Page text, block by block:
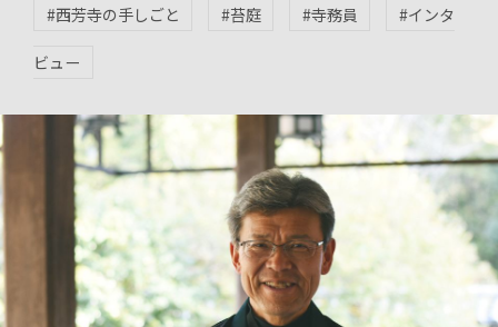
#西芳寺の手しごと #苔庭 #寺務員 #インタ
ビュー